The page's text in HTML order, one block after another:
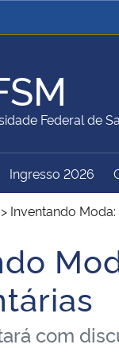
Ministério da
Ministério da
Ministério do
Gabinete de
Institucional
Federal de
do Sítio
Ingresso 2026
> Inventando
com